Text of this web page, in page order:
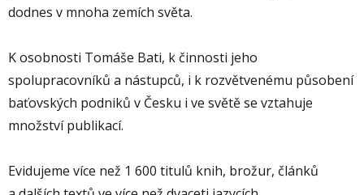
dodnes v mnoha zemích světa.
K osobnosti Tomáše Bati, k činnosti jeho
spolupracovníků a nástupců, i k rozvětvenému působení
baťovských podniků v Česku i ve světě se vztahuje
množství publikací.
Evidujeme více než 1 600 titulů knih, brožur, článků